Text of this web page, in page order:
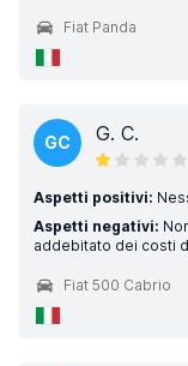
Fiat Panda
GC G. C.
Aspetti positivi:
Aspetti negativi:
addebitato dei costi
Fiat 500 Cabrio